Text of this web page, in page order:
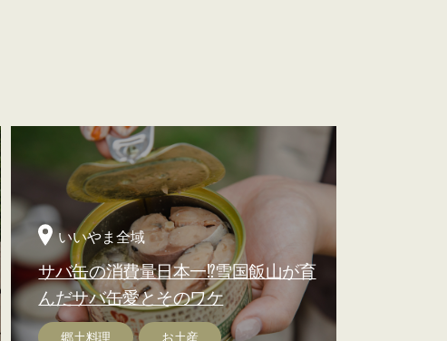
いいやま全域
サバ缶の消費量日本一⁉雪国飯山が育
んだサバ缶愛とそのワケ
郷土料理 お土産